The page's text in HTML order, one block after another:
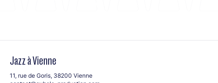
Jazz à Vienne
11, rue de Goris, 38200 Vienne